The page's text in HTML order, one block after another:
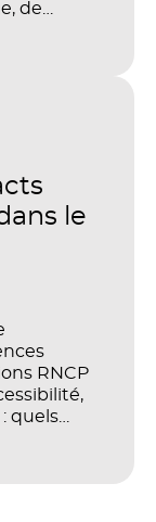
de
IA,
la
le
RNCP
quels
dans